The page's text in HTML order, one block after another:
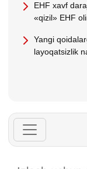
EHF хavf
«qizil» EHF
Yangi
layoqatsizlik